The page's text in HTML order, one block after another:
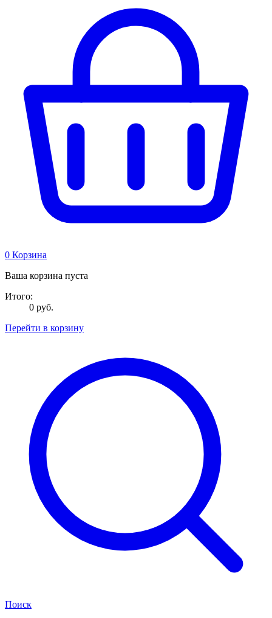
0 Корзина
Ваша корзина пуста
Итого:
0 руб.
Перейти в корзину
Поиск